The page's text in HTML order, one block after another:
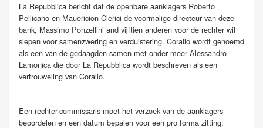
La Repubblica bericht dat de openbare aanklagers Roberto
Pellicano en Mauericion Clerici de voormalige directeur van deze
bank, Massimo Ponzellini and vijftien anderen voor de rechter wil
slepen voor samenzwering en verduistering. Corallo wordt genoemd
als een van de gedaagden samen met onder meer Alessandro
Lamonica die door La Repubblica wordt beschreven als een
vertrouweling van Corallo.
Een rechter-commissaris moet het verzoek van de aanklagers
beoordelen en een datum bepalen voor een pro forma zitting.